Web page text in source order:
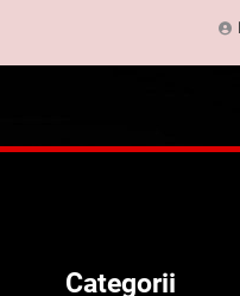
Categorii